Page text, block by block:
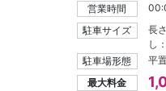
営業時間
駐車サイズ
長
し
駐車場形態
平
最大料金